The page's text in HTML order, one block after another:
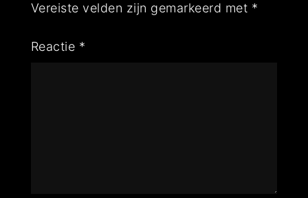
Vereiste velden zijn gemarkeerd met *
Reactie *